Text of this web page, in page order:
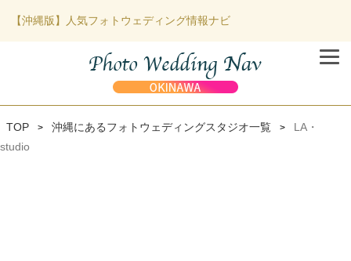
【沖縄版】人気フォトウェディング情報ナビ
TOP > 沖縄にあるフォトウェディングスタジオ一覧 >
LA・
studio